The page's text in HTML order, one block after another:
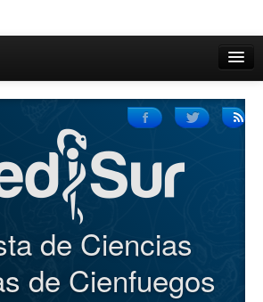
de Ciencias
de Cienfuegos